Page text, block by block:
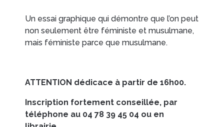
Un essai graphique qui démontre que l’on peut
non seulement être féministe et musulmane,
mais féministe parce que musulmane.
ATTENTION dédicace à partir de 16h00.
Inscription fortement conseillée, par
téléphone au 04 78 39 45 04 ou en